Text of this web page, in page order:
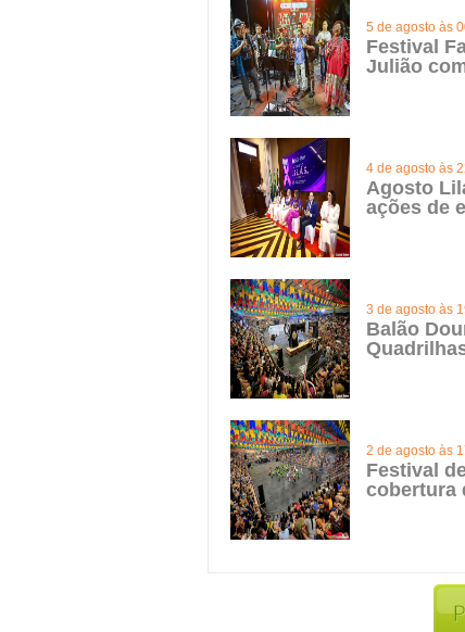
5 de agosto às
Festival
Julião
4 de agosto às
Agosto
ações de
3 de agosto às
Balão
2 de agosto às
Festival
cobertura